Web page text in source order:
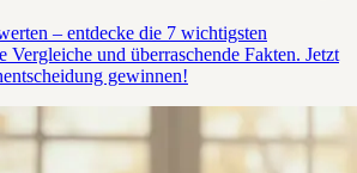
– entdecke die 7 wichtigsten
Vergleiche und überraschende Fakten. Jetzt
gewinnen!